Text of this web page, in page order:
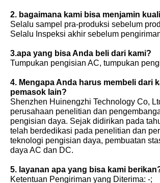
2. bagaimana kami bisa menjamin
Selalu sampel pra-produksi sebelum
Selalu Inspeksi akhir sebelum
3.apa yang bisa Anda beli dari kami?
Tumpukan pengisian AC, tumpukan
4. Mengapa Anda harus membeli dari
pemasok lain?
Shenzhen Huinengzhi Technology Co,
perusahaan penelitian dan
pengisian daya. Sejak didirikan pada
telah berdedikasi pada penelitian dan
teknologi pengisian daya, pembuatan
daya AC dan DC.
5. layanan apa yang bisa kami
Ketentuan Pengiriman yang Diterima: -;